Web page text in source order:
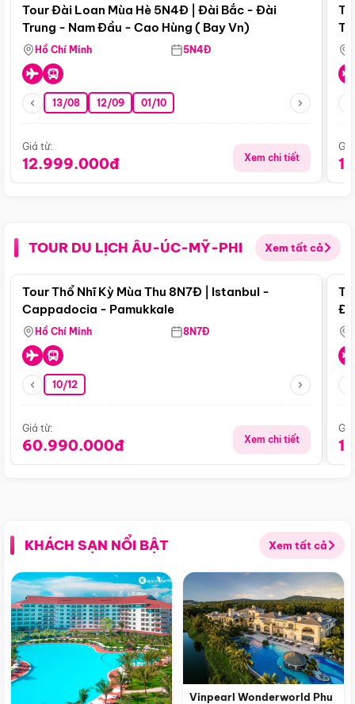
Tour Đài Loan Mùa Hè 5N4Đ | Đài Bắc - Đài
Trung - Nam Đầu - Cao Hùng ( Bay Vn)
Hồ Chí Minh 5N4Đ
13/08 12/09 01/10
Giá từ:
12.999.000đ Xem chi tiết
TOUR DU LỊCH ÂU-ÚC-MỸ-PHI Xem tất cả
Điểm nổi bật
Tour Thổ Nhĩ Kỳ Mùa Thu 8N7Đ | Istanbul -
Cappadocia - Pamukkale
Hồ Chí Minh 8N7Đ
10/12
Giá từ:
60.990.000đ Xem chi tiết
KHÁCH SẠN NỔI BẬT Xem tất cả
Vinpearl Wonderworld Phu